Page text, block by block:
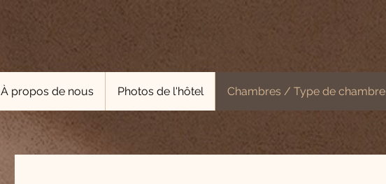
À propos de nous Photos de l'hôtel Chambres / Type de chambre